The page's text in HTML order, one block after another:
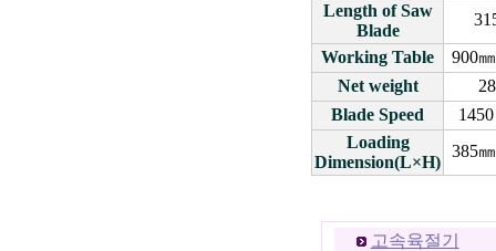
Length of Saw
Blade
Working Table
900
Net weight
Blade Speed
Loading
Dimension(L×H)
385
고속육절기